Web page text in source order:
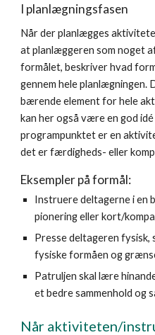
I planlægningsfasen
Når der planlægges
at planlæggeren som noget
formålet, beskriver hvad
gennem hele planlægningen.
bærende element for hele
kan her også være en god
programpunktet er en
det er færdigheds- eller
Eksempler på formål:
Instruere deltagerne i en
pionering eller kort/
Presse deltageren
fysiske formåen og
Patruljen skal lære
et bedre sammenhold og
Når aktiviteten/